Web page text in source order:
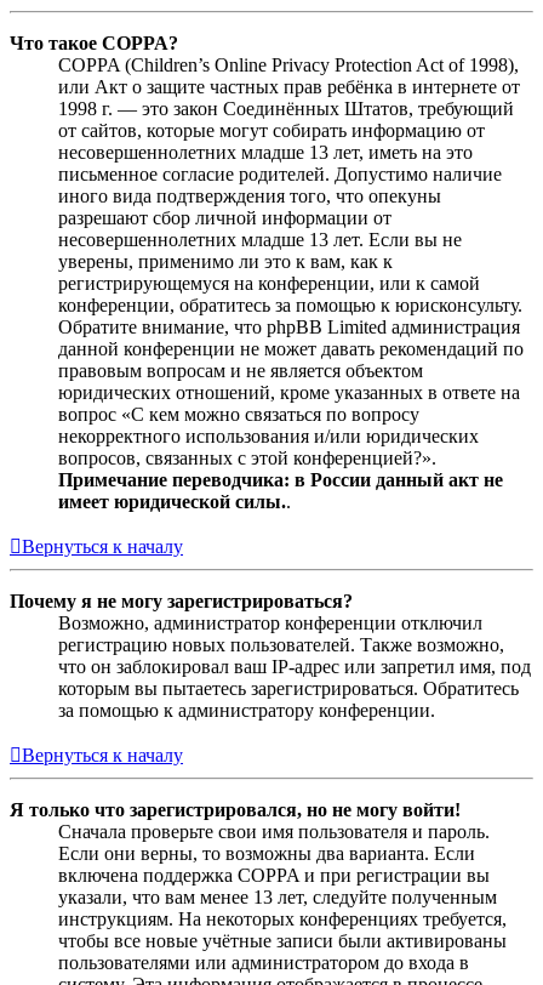
Что такое COPPA?
COPPA (Children’s Online Privacy Protection Act of 1998),
или Акт о защите частных прав ребёнка в интернете от
1998 г. — это закон Соединённых Штатов, требующий
от сайтов, которые могут собирать информацию от
несовершеннолетних младше 13 лет, иметь на это
письменное согласие родителей. Допустимо наличие
иного вида подтверждения того, что опекуны
разрешают сбор личной информации от
несовершеннолетних младше 13 лет. Если вы не
уверены, применимо ли это к вам, как к
регистрирующемуся на конференции, или к самой
конференции, обратитесь за помощью к юрисконсульту.
Обратите внимание, что phpBB Limited администрация
данной конференции не может давать рекомендаций по
правовым вопросам и не является объектом
юридических отношений, кроме указанных в ответе на
вопрос «С кем можно связаться по вопросу
некорректного использования и/или юридических
вопросов, связанных с этой конференцией?».
Примечание переводчика: в России данный акт не
имеет юридической силы..
Вернуться к началу
Почему я не могу зарегистрироваться?
Возможно, администратор конференции отключил
регистрацию новых пользователей. Также возможно,
что он заблокировал ваш IP-адрес или запретил имя, под
которым вы пытаетесь зарегистрироваться. Обратитесь
за помощью к администратору конференции.
Вернуться к началу
Я только что зарегистрировался, но не могу войти!
Сначала проверьте свои имя пользователя и пароль.
Если они верны, то возможны два варианта. Если
включена поддержка COPPA и при регистрации вы
указали, что вам менее 13 лет, следуйте полученным
инструкциям. На некоторых конференциях требуется,
чтобы все новые учётные записи были активированы
пользователями или администратором до входа в